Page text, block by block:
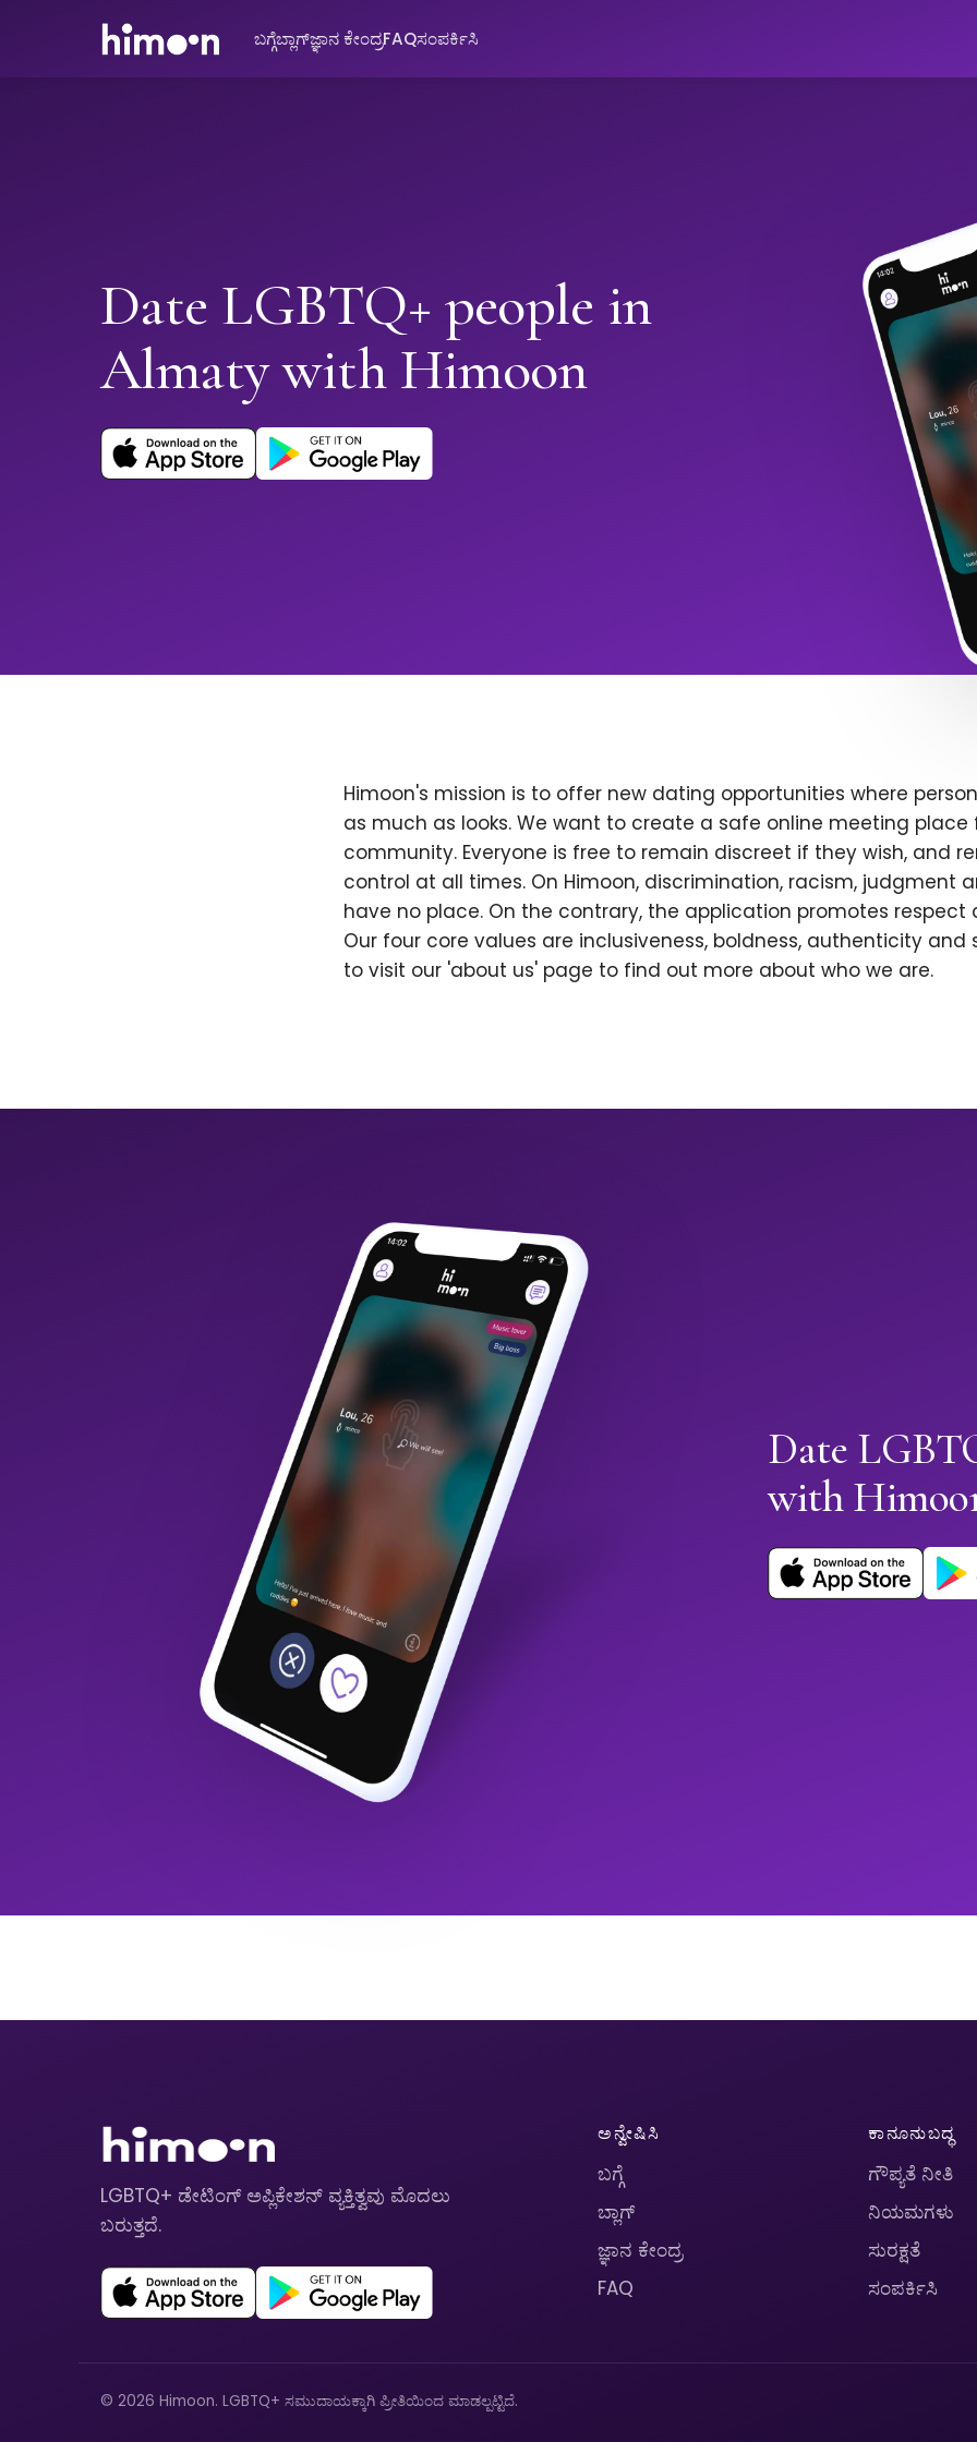
ಬಗ್ಗೆಬ್ಲಾಗ್ಜ್ಞಾನ ಕೇಂದ್ರFAQಸಂಪರ್ಕಿಸಿ
Date LGBTQ+ people in
Almaty with Himoon
Himoon's mission is to offer new dating opportunities where
as much as looks. We want to create a safe online meeting place
community. Everyone is free to remain discreet if they wish, and
control at all times. On Himoon, discrimination, racism, judgment
have no place. On the contrary, the application promotes respect
Our four core values are inclusiveness, boldness, authenticity and
to visit our 'about us' page to find out more about who we are.
Date
with
LGBTQ+ ಡೇಟಿಂಗ್ ಅಪ್ಲಿಕೇಶನ್ ವ್ಯಕ್ತಿತ್ವವು ಮೊದಲು
ಬರುತ್ತದೆ.
ಅನ್ವೇಷಿಸಿ
ಬಗ್ಗೆ
ಬ್ಲಾಗ್
ಜ್ಞಾನ ಕೇಂದ್ರ
FAQ
ಕಾನೂನುಬದ್ಧ
ಗೌಪ್ಯತೆ ನೀತಿ
ನಿಯಮಗಳು
ಸುರಕ್ಷತೆ
ಸಂಪರ್ಕಿಸಿ
© 2026 Himoon. LGBTQ+ ಸಮುದಾಯಕ್ಕಾಗಿ ಪ್ರೀತಿಯಿಂದ ಮಾಡಲ್ಪಟ್ಟಿದೆ.